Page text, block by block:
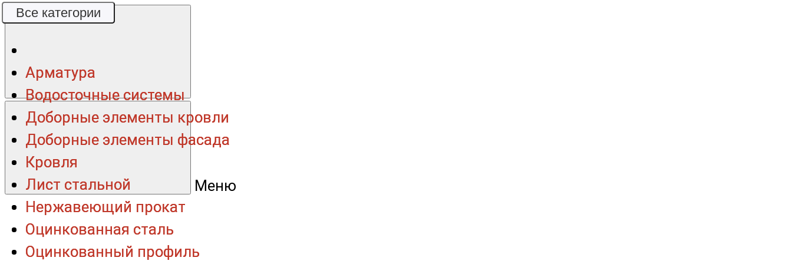
Меню
Все категории
Арматура
Водосточные системы
Доборные элементы кровли
Доборные элементы фасада
Кровля
Лист стальной
Нержавеющий прокат
Оцинкованная сталь
Оцинкованный профиль
Все категории
Арматура
Водосточные системы
Доборные элементы кровли
Доборные элементы фасада
Кровля
Лист стальной
Нержавеющий прокат
Оцинкованная сталь
Оцинкованный профиль